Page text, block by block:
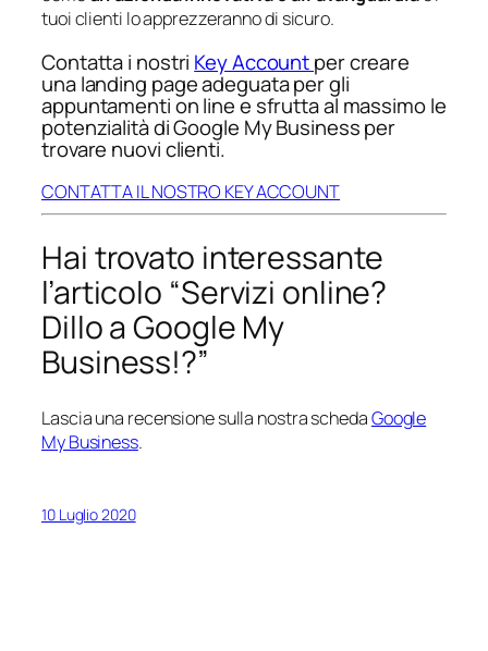
tuoi clienti lo apprezzeranno di sicuro.
Contatta i nostri Key Accountper creare
una landing page adeguata per gli
appuntamenti on line e sfrutta al massimo le
potenzialità di Google My Business per
trovare nuovi clienti.
CONTATTA IL NOSTRO KEY ACCOUNT
Hai trovato interessante
l’articolo “Servizi online?
Dillo a Google My
Business!?”
Lascia una recensione sulla nostra schedaGoogle
My Business.
10 Luglio 2020